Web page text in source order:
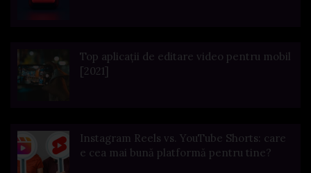
Top aplicații de editare video pentru mobil
[2021]
Instagram Reels vs. YouTube Shorts: care
e cea mai bună platformă pentru tine?